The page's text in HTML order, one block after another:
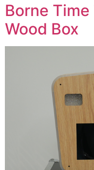
Borne Time
Wood Box